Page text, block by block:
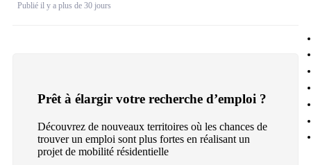
Publié il y a plus de 30 jours
Prêt à élargir votre recherche d’emploi ?
Découvrez de nouveaux territoires où les chances de
trouver un emploi sont plus fortes en réalisant un
projet de mobilité résidentielle